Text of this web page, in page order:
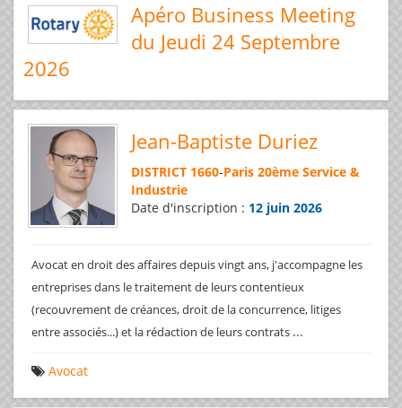
Apéro Business Meeting
du Jeudi 24 Septembre
2026
Jean-Baptiste Duriez
DISTRICT 1660-Paris 20ème Service &
Industrie
Date d'inscription : 12 juin 2026
Avocat en droit des affaires depuis vingt ans, j'accompagne les
entreprises dans le traitement de leurs contentieux
(recouvrement de créances, droit de la concurrence, litiges
entre associés...) et la rédaction de leurs contrats ...
Avocat